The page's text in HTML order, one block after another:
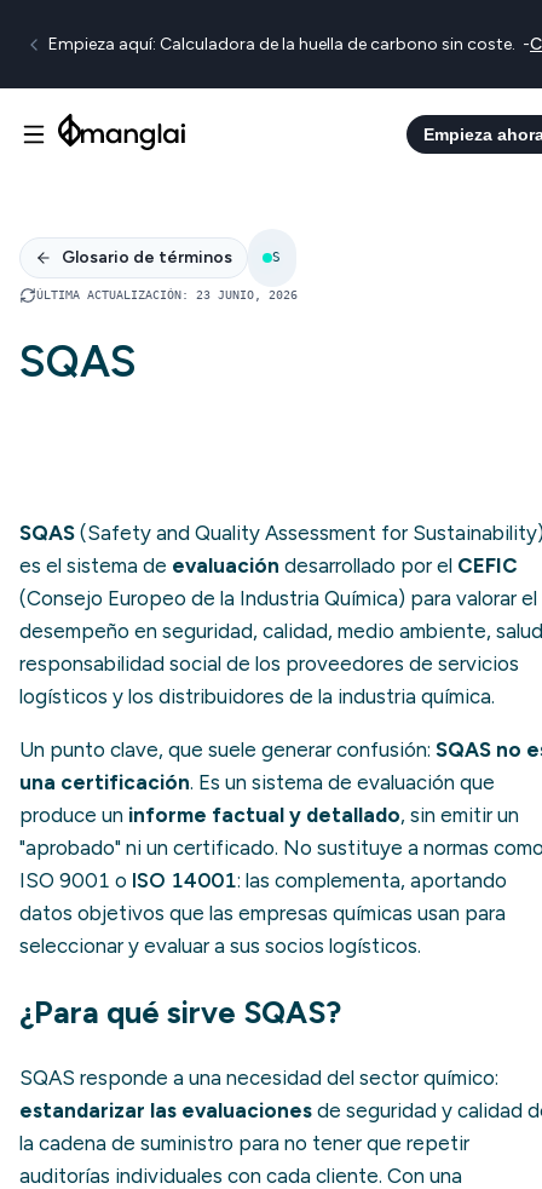
Empieza aquí: Calculadora de la huella de carbono sin coste. -
Empieza
Glosario de términos S
ÚLTIMA ACTUALIZACIÓN: 23 JUNIO, 2026
SQAS
SQAS (Safety and Quality Assessment for
es el sistema de evaluación desarrollado por el CEFIC
(Consejo Europeo de la Industria Química) para valorar el
desempeño en seguridad, calidad, medio ambiente,
responsabilidad social de los proveedores de servicios
logísticos y los distribuidores de la industria química.
Un punto clave, que suele generar confusión: SQAS no
una certificación. Es un sistema de evaluación que
produce un informe factual y detallado, sin emitir un
"aprobado" ni un certificado. No sustituye a normas
ISO 9001 o ISO 14001: las complementa, aportando
datos objetivos que las empresas químicas usan para
seleccionar y evaluar a sus socios logísticos.
¿Para qué sirve SQAS?
SQAS responde a una necesidad del sector químico:
estandarizar las evaluaciones de seguridad y calidad
la cadena de suministro para no tener que repetir
auditorías individuales con cada cliente. Con una